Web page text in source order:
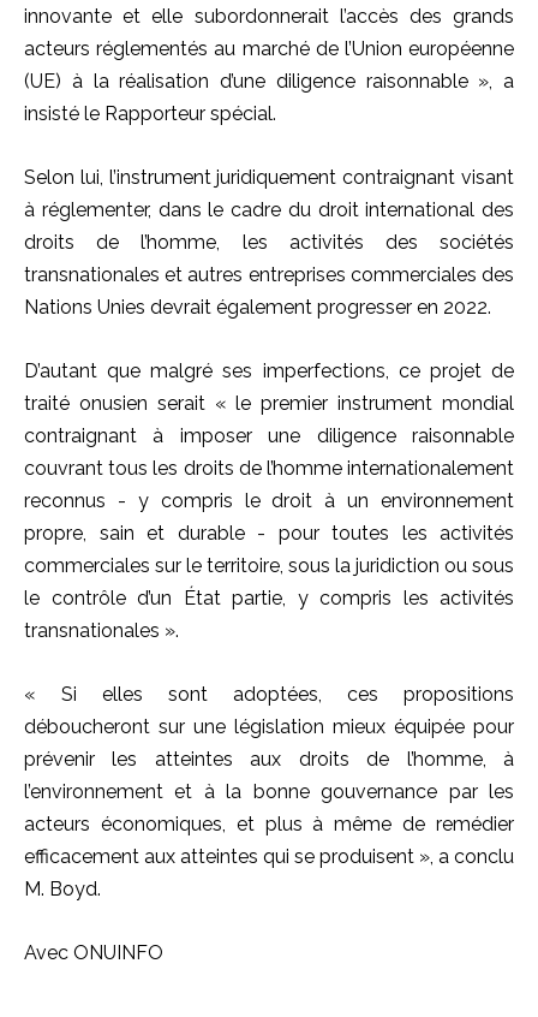
innovante et elle subordonnerait l’accès des grands
acteurs réglementés au marché de l’Union européenne
(UE) à la réalisation d’une diligence raisonnable », a
insisté le Rapporteur spécial.
Selon lui, l’instrument juridiquement contraignant visant
à réglementer, dans le cadre du droit international des
droits de l’homme, les activités des sociétés
transnationales et autres entreprises commerciales des
Nations Unies devrait également progresser en 2022.
D’autant que malgré ses imperfections, ce projet de
traité onusien serait « le premier instrument mondial
contraignant à imposer une diligence raisonnable
couvrant tous les droits de l’homme internationalement
reconnus - y compris le droit à un environnement
propre, sain et durable - pour toutes les activités
commerciales sur le territoire, sous la juridiction ou sous
le contrôle d’un État partie, y compris les activités
transnationales ».
« Si elles sont adoptées, ces propositions
déboucheront sur une législation mieux équipée pour
prévenir les atteintes aux droits de l’homme, à
l’environnement et à la bonne gouvernance par les
acteurs économiques, et plus à même de remédier
efficacement aux atteintes qui se produisent », a conclu
M. Boyd.
Avec ONUINFO